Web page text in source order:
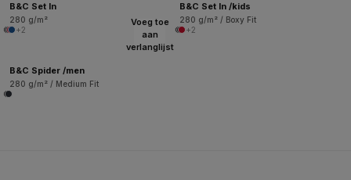
B&C Set In
280 g/m²
+2
B&C Set In /kids
280 g/m² / Boxy Fit
+2
Voeg toe
aan
verlanglijst
B&C Spider /men
280 g/m² / Medium Fit